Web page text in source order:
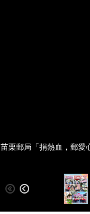
苗栗郵局「捐熱血，郵愛
苗栗郵局「捐熱血，郵愛